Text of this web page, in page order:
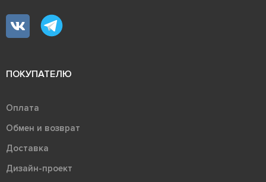
ПОКУПАТЕЛЮ
Оплата
Обмен и возврат
Доставка
Дизайн-проект